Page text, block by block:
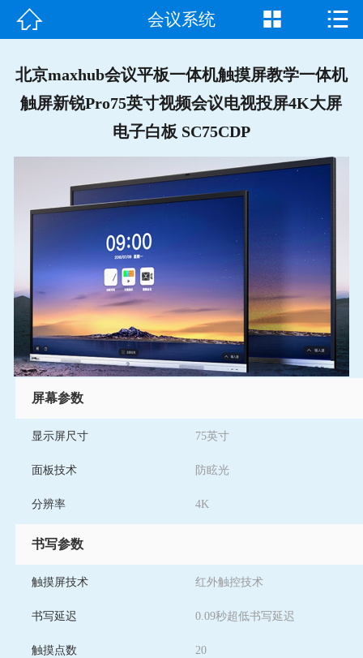
首页
产品中心
联系我们
 会议系统  
北京maxhub会议平板一体机触摸屏教学一体机
触屏新锐Pro75英寸视频会议电视投屏4K大屏
电子白板 SC75CDP
屏幕参数
显示屏尺寸 75英寸
面板技术 防眩光
分辨率 4K
书写参数
触摸屏技术 红外触控技术
书写延迟 0.09秒超低书写延迟
触摸点数 20